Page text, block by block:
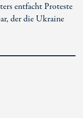
entfacht Proteste
der die Ukraine